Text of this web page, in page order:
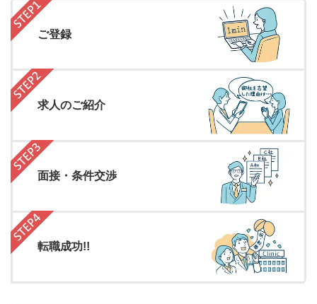
ご登録
求人のご紹介
面接・条件交渉
転職成功!!